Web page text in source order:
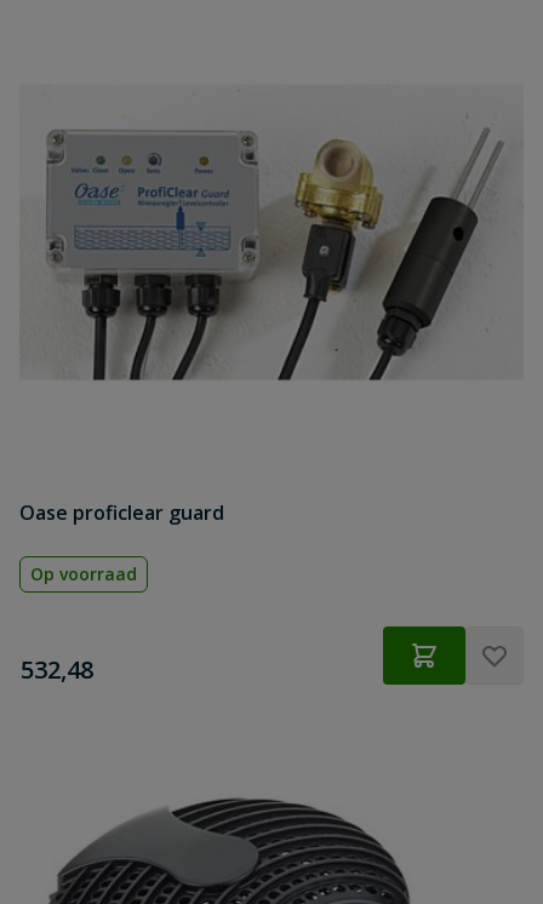
Oase proficlear guard
Op voorraad
€
532,48